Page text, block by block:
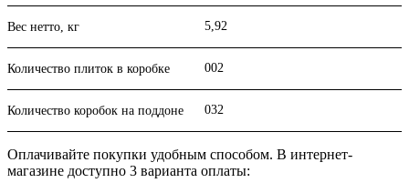
Вес нетто, кг 5,92
Количество плиток в коробке 002
Количество коробок на поддоне 032
Оплачивайте покупки удобным способом. В интернет-
магазине доступно 3 варианта оплаты: